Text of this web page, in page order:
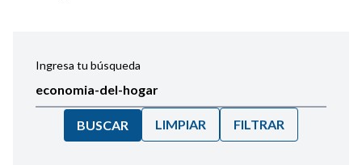
Ingresa tu búsqueda
BUSCAR LIMPIAR FILTRAR